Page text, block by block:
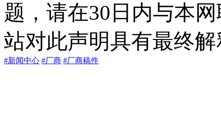
题，请在30日内与本
站对此声明具有最终
#新闻中心 #厂商 #厂商稿件